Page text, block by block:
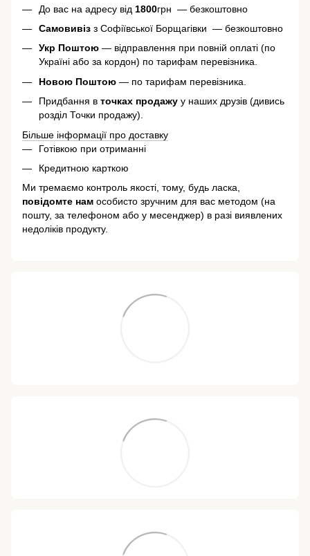
До вас на адресу від 1800грн — безкоштовно
Самовивіз з Софіївської Борщагівки — безкоштовно
Укр Поштою — відправлення при повній оплаті (по
Україні або за кордон) по тарифам перевізника.
Новою Поштою — по тарифам перевізника.
Придбання в точках продажу у наших друзів (дивись
розділ Точки продажу).
Більше інформації про доставку
Готівкою при отриманні
Кредитною карткою
Ми тремаємо контроль якості, тому, будь ласка,
повідомте нам особисто зручним для вас методом (на
пошту, за телефоном або у месенджер) в разі виявлених
недоліків продукту.